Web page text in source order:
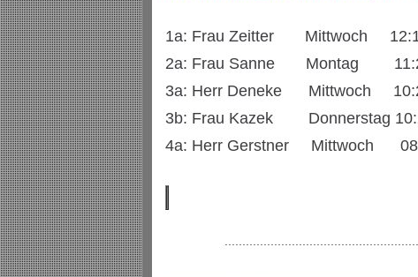
1a: Frau Zeitter Mittwoch
2a: Frau Sanne Montag
3a: Herr Deneke Mittwoch
3b: Frau Kazek Donnerstag
4a: Herr Gerstner Mittwoch